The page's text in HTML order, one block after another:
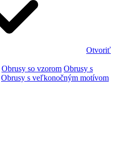
Otvoriť
Obrusy so vzorom Obrusy s
Obrusy s veľkonočným motívom